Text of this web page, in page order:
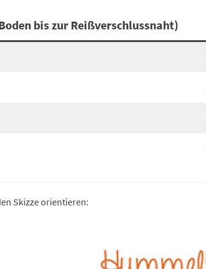
bis zur Reißverschlussnaht)
Skizze orientieren: